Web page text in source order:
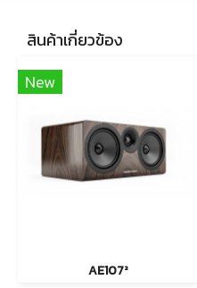
สินค้าเกี่ยวข้อง
New
AE107²